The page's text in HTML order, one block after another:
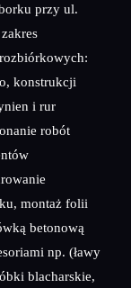
przy ul.
konstrukcji
i rur
robót
montaż folii
betonową
np. (ławy
blacharskie,